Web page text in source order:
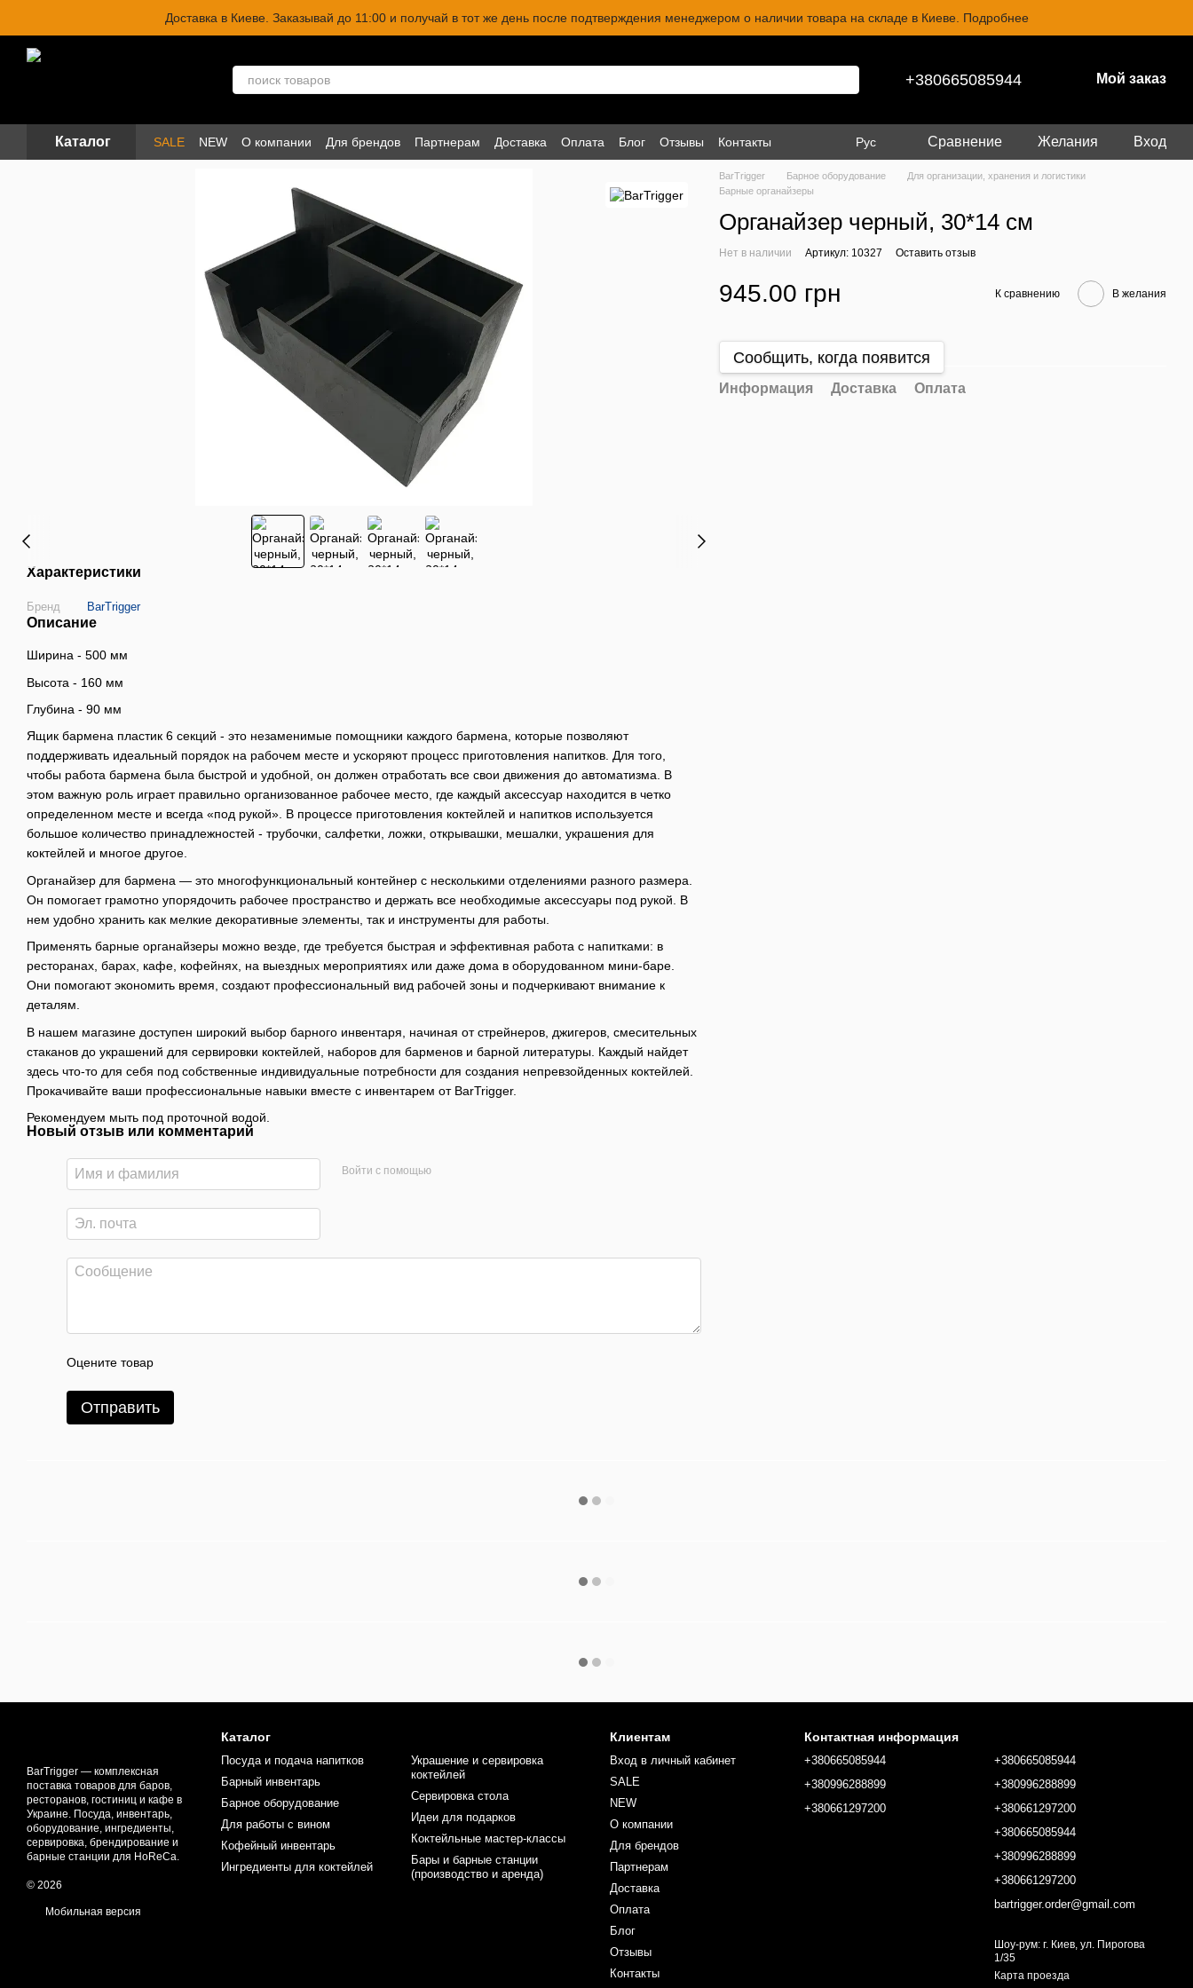
Перейти к основному контентуДоставка в Киеве. Заказывай до 11:00 и получай в тот же день после подтверждения менеджером о наличии товара на складе в Киеве. Подробнее
+380665085944 Мой заказ
Каталог SALE NEW О компании Для брендов Партнерам Доставка Оплата Блог Отзывы Контакты Рус Сравнение Желания Вход
Характеристики
Бренд BarTrigger
Описание
Ширина - 500 мм
Высота - 160 мм
Глубина - 90 мм
Ящик бармена пластик 6 секций - это незаменимые помощники каждого бармена, которые позволяют
поддерживать идеальный порядок на рабочем месте и ускоряют процесс приготовления напитков. Для того,
чтобы работа бармена была быстрой и удобной, он должен отработать все свои движения до автоматизма. В
этом важную роль играет правильно организованное рабочее место, где каждый аксессуар находится в четко
определенном месте и всегда «под рукой». В процессе приготовления коктейлей и напитков используется
большое количество принадлежностей - трубочки, салфетки, ложки, открывашки, мешалки, украшения для
коктейлей и многое другое.
Органайзер для бармена — это многофункциональный контейнер с несколькими отделениями разного размера.
Он помогает грамотно упорядочить рабочее пространство и держать все необходимые аксессуары под рукой. В
нем удобно хранить как мелкие декоративные элементы, так и инструменты для работы.
Применять барные органайзеры можно везде, где требуется быстрая и эффективная работа с напитками: в
ресторанах, барах, кафе, кофейнях, на выездных мероприятиях или даже дома в оборудованном мини-баре.
Они помогают экономить время, создают профессиональный вид рабочей зоны и подчеркивают внимание к
деталям.
В нашем магазине доступен широкий выбор барного инвентаря, начиная от стрейнеров, джигеров, смесительных
стаканов до украшений для сервировки коктейлей, наборов для барменов и барной литературы. Каждый найдет
здесь что-то для себя под собственные индивидуальные потребности для создания непревзойденных коктейлей.
Прокачивайте ваши профессиональные навыки вместе с инвентарем от BarTrigger.
Рекомендуем мыть под проточной водой.
Новый отзыв или комментарий
Войти с помощью
Оцените товар
Отправить
BarTrigger Барное оборудование
Для организации, хранения и логистики
Барные органайзеры
Органайзер черный, 30*14 см
Нет в наличии Артикул: 10327 Оставить отзыв
945.00 грн К сравнению В желания
Сообщить, когда появится
Информация Доставка Оплата
BarTrigger — комплексная
поставка товаров для баров,
ресторанов, гостиниц и кафе в
Украине. Посуда, инвентарь,
оборудование, ингредиенты,
сервировка, брендирование и
барные станции для HoReCa.
© 2026
Мобильная версия
Каталог
Посуда и подача напитков
Барный инвентарь
Барное оборудование
Для работы с вином
Кофейный инвентарь
Ингредиенты для коктейлей
Украшение и сервировка
коктейлей
Сервировка стола
Идеи для подарков
Коктейльные мастер-классы
Бары и барные станции
(производство и аренда)
Клиентам
Вход в личный кабинет
SALE
NEW
О компании
Для брендов
Партнерам
Доставка
Оплата
Блог
Отзывы
Контакты
Контактная информация
+380665085944
+380996288899
+380661297200
+380665085944
+380996288899
+380661297200
+380665085944
+380996288899
+380661297200
bartrigger.order@gmail.com
Шоу-рум: г. Киев, ул. Пирогова
1/35
Карта проезда